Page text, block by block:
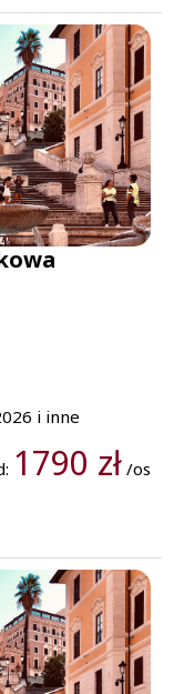
i inne
1790 zł/os